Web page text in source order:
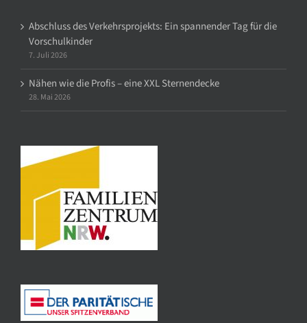
Abschluss des Verkehrsprojekts: Ein spannender Tag für die
Vorschulkinder
7. Juli 2026
Nähen wie die Profis – eine XXL Sternendecke
28. Mai 2026